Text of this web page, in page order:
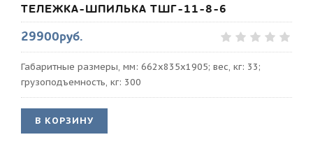
ТЕЛЕЖКА-ШПИЛЬКА ТШГ-11-8-6
29900руб.
Габаритные размеры, мм: 662х835х1905; вес, кг: 33;
грузоподъемность, кг: 300
В КОРЗИНУ